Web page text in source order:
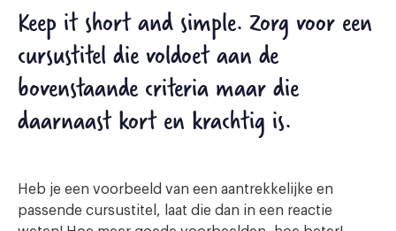
Keep it short and simple.Zorg voor een
cursustitel die voldoet aan de
bovenstaande criteria maar die
daarnaast kort en krachtig is.
Heb je een voorbeeld van een aantrekkelijke en
passende cursustitel, laat die dan in een reactie